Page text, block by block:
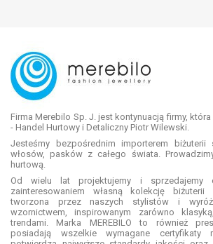
Firma Merebilo Sp. J. jest kontynuacją firmy,
- Handel Hurtowy i Detaliczny Piotr Wilewski.
Jesteśmy bezpośrednim importerem
włosów, pasków z całego świata.
hurtową.
Od wielu lat projektujemy i sprzedajemy
zainteresowaniem własną kolekcję
tworzona przez naszych stylistów i
wzornictwem, inspirowanym zarówno
trendami. Marka MEREBILO to również
posiadają wszelkie wymagane certyfikaty